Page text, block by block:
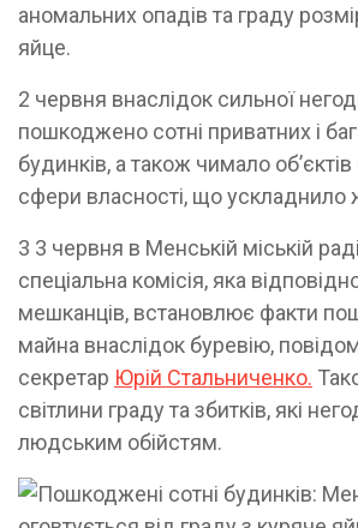
аномальних опадів та граду
яйце.
2 червня внаслідок сильної
пошкоджено сотні приватних і
будинків, а також чимало
сфери власності, що ускладнило
3 3 червня в Менській міській
спеціальна комісія, яка
мешканців, встановлює факти
майна внаслідок буревію,
секретар Юрій Стальниченко.
світлини граду та збитків, які
людським обійстям.